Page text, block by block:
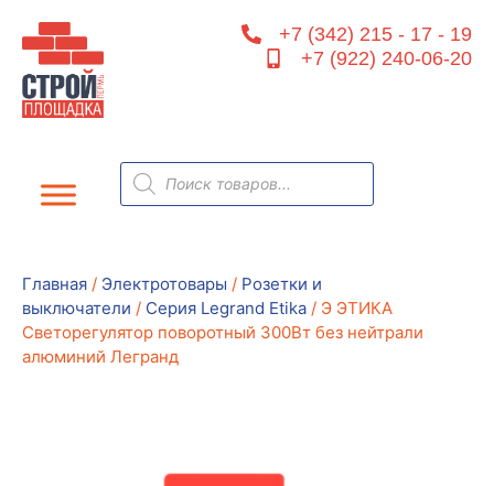
содержимому
+7 (342) 215 - 17 - 19
+7 (922) 240-06-20
Поиск
товаров
Главная / Электротовары / Розетки и
выключатели / Серия Legrand Etika / Э ЭТИКА
Светорегулятор поворотный 300Вт без нейтрали
алюминий Легранд